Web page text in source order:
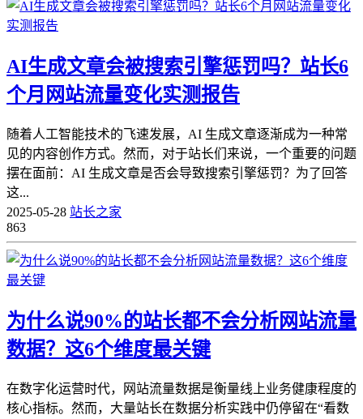
AI生成文章会被搜索引擎惩罚吗？站长6
个月网站流量变化实测报告
随着人工智能技术的飞速发展，AI 生成文章逐渐成为一种常
见的内容创作方式。然而，对于站长们来说，一个重要的问题
摆在面前：AI 生成文章是否会导致搜索引擎惩罚？为了回答
这...
2025-05-28 站长之家
863
为什么说90%的站长都不会分析网站流量
数据？这6个维度最关键
在数字化运营时代，网站流量数据是衡量线上业务健康程度的
核心指标。然而，大量站长在数据分析实践中仍停留在“看数